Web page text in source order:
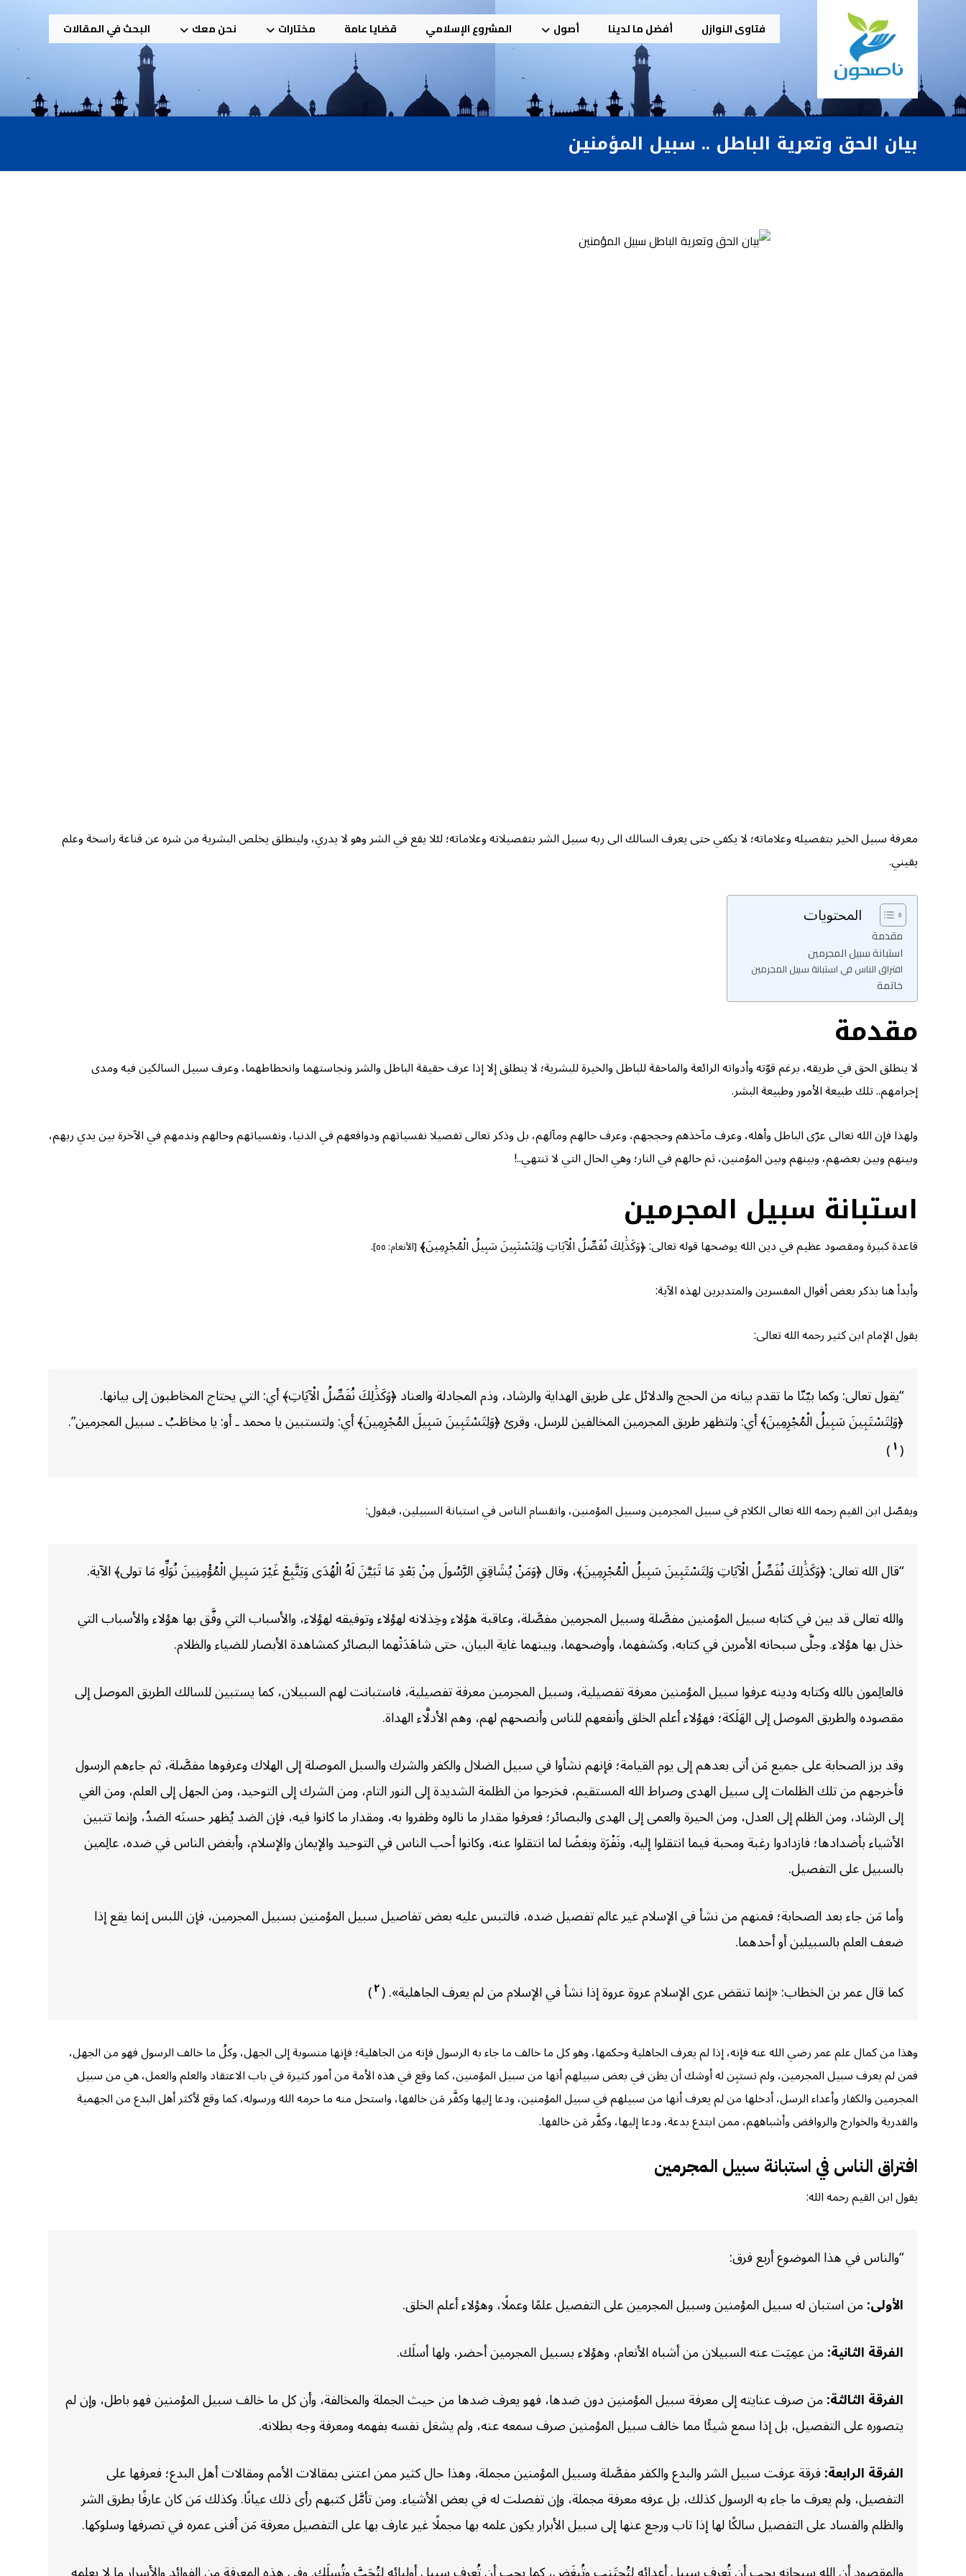
فتاوى النوازل أفضل ما لدينا أصول المشروع الإسلامي قضايا عامة مختارات نحن معك البحث في المقالات
بيان الحق وتعرية الباطل .. سبيل المؤمنين
معرفة سبيل الخير بتفصيله وعلاماته؛ لا يكفي حتى يعرف السالك الى ربه سبيل الشر بتفصيلاته وعلاماته؛ لئلا يقع في الشر وهو لا يدري، ولينطلق يخلص البشرية من شره عن قناعة راسخة وعلم
يقيني.
المحتويات
مقدمة
استبانة سبيل المجرمين
افتراق الناس في استبانة سبيل المجرمين
خاتمة
مقدمة
لا ينطلق الحق في طريقه، برغم قوّته وأدواته الرائعة والماحقة للباطل والخيرة للبشرية؛ لا ينطلق إلا إذا عرف حقيقة الباطل والشر ونجاستهما وانحطاطهما، وعرف سبيل السالكين فيه ومدى
إجرامهم.. تلك طبيعة الأمور وطبيعة البشر.
ولهذا فإن الله تعالى عرّى الباطل وأهله، وعرف مآخذهم وحججهم، وعرف حالهم ومآلهم، بل وذكر تعالى تفصيلا نفسياتهم ودوافعهم في الدنيا، ونفسياتهم وحالهم وندمهم في الآخرة بين يدي ربهم،
وبينهم وبين بعضهم، وبينهم وبين المؤمنين، ثم حالهم في النار؛ وهي الحال التي لا تنتهي..!
استبانة سبيل المجرمين
قاعدة كبيرة ومقصود عظيم في دين الله يوضحها قوله تعالى: ﴿وَكَذَٰلِكَ نُفَصِّلُ الْآيَاتِ وَلِتَسْتَبِينَ سَبِيلُ الْمُجْرِمِينَ﴾[الأنعام: ٥٥]
.
وأبدأ هنا بذكر بعض أقوال المفسرين والمتدبرين لهذه الآية:
يقول الإمام ابن كثير رحمه الله تعالى:
“يقول تعالى: وكما بيّنّا ما تقدم بيانه من الحجج والدلائل على طريق الهداية والرشاد، وذم المجادلة والعناد ﴿وَكَذَٰلِكَ نُفَصِّلُ الْآيَاتِ﴾ أي: التي يحتاج المخاطبون إلى بيانها.
﴿وَلِتَسْتَبِينَ سَبِيلُ الْمُجْرِمِينَ﴾ أي: ولتظهر طريق المجرمين المخالفين للرسل، وقرئ ﴿وَلِتَسْتَبِينَ سَبِيلَ المُجْرِمِينَ﴾ أي: ولتستبين يا محمد ـ أو: يا مخاطَبُ ـ سبيل المجرمين”.
(١)
ويفصّل ابن القيم رحمه الله تعالى الكلام في سبيل المجرمين وسبيل المؤمنين، وانقسام الناس في استبانة السبيلين، فيقول:
“قال الله تعالى: ﴿وَكَذَٰلِكَ نُفَصِّلُ الْآيَاتِ وَلِتَسْتَبِينَ سَبِيلُ الْمُجْرِمِينَ﴾، وقال ﴿وَمَنْ يُشَاقِقِ الرَّسُولَ مِنْ بَعْدِ مَا تَبَيَّنَ لَهُ الْهُدَى وَيَتَّبِعْ غَيْرَ سَبِيلِ الْمُؤْمِنِينَ نُوَلِّهِ مَا تولى﴾ الآية.
والله تعالى قد بين في كتابه سبيل المؤمنين مفصَّلة وسبيل المجرمين مفصَّلة، وعاقبة هؤلاء وخِذلانه لهؤلاء وتوفيقه لهؤلاء، والأسباب التي وفَّق بها هؤلاء والأسباب التي
خذل بها هؤلاء. وجلَّى سبحانه الأمرين في كتابه، وكشفهما، وأوضحهما، وبينهما غاية البيان، حتى شاهَدَتْهما البصائر كمشاهدة الأبصار للضياء والظلام.
فالعالِمون بالله وكتابه ودينه عرفوا سبيل المؤمنين معرفة تفصيلية، وسبيل المجرمين معرفة تفصيلية، فاستبانت لهم السبيلان، كما يستبين للسالك الطريق الموصل إلى
مقصوده والطريق الموصل إلى الهَلَكة؛ فهؤلاء أعلم الخلق وأنفعهم للناس وأنصحهم لهم، وهم الأدلَّاء الهداة.
وقد برز الصحابة على جميع مَن أتى بعدهم إلى يوم القيامة؛ فإنهم نشأوا في سبيل الضلال والكفر والشرك والسبل الموصلة إلى الهلاك وعرفوها مفصَّلة، ثم جاءهم الرسول
فأخرجهم من تلك الظلمات إلى سبيل الهدى وصراط الله المستقيم، فخرجوا من الظلمة الشديدة إلى النور التام، ومن الشرك إلى التوحيد، ومن الجهل إلى العلم، ومن الغي
إلى الرشاد، ومن الظلم إلى العدل، ومن الحيرة والعمى إلى الهدى والبصائر؛ فعرفوا مقدار ما نالوه وظفروا به، ومقدار ما كانوا فيه، فإن الضد يُظهر حسنَه الضدُ، وإنما تتبين
الأشياء بأضدادها؛ فازدادوا رغبة ومحبة فيما انتقلوا إليه، ونَفْرَة وبغضًا لما انتقلوا عنه، وكانوا أحب الناس في التوحيد والإيمان والإسلام، وأبغض الناس في ضده، عالِمين
بالسبيل على التفصيل.
وأما مَن جاء بعد الصحابة؛ فمنهم من نشأ في الإسلام غير عالم تفصيل ضده، فالتبس عليه بعض تفاصيل سبيل المؤمنين بسبيل المجرمين، فإن اللبس إنما يقع إذا
ضعف العلم بالسبيلين أو أحدهما.
كما قال عمر بن الخطاب: «إنما تنقض عرى الإسلام عروة عروة إذا نشأ في الإسلام من لم يعرف الجاهلية». (٢)
وهذا من كمال علم عمر رضي الله عنه فإنه، إذا لم يعرف الجاهلية وحكمها، وهو كل ما خالف ما جاء به الرسول فإنه من الجاهلية؛ فإنها منسوبة إلى الجهل، وكلُ ما خالف الرسول فهو من الجهل،
فمن لم يعرف سبيل المجرمين، ولم تستبِن له أوشك أن يظن في بعض سبيلهم أنها من سبيل المؤمنين، كما وقع في هذه الأمة من أمور كثيرة في باب الاعتقاد والعلم والعمل، هي من سبيل
المجرمين والكفار وأعداء الرسل، أدخلها من لم يعرف أنها من سبيلهم في سبيل المؤمنين، ودعا إليها وكفَّر مَن خالفها، واستحل منه ما حرمه الله ورسوله، كما وقع لأكثر أهل البدع من الجهمية
والقدرية والخوارج والروافض وأشباههم، ممن ابتدع بدعة، ودعا إليها، وكفَّر مَن خالفها.
افتراق الناس في استبانة سبيل المجرمين
يقول ابن القيم رحمه الله:
“والناس في هذا الموضوع أربع فرق:
الأولى:من استبان له سبيل المؤمنين وسبيل المجرمين على التفصيل علمًا وعملًا، وهؤلاء أعلم الخلق.
الفرقة الثانية:من عمِيَت عنه السبيلان من أشباه الأنعام، وهؤلاء بسبيل المجرمين أحضر، ولها أسلَك.
الفرقة الثالثة:من صرف عنايته إلى معرفة سبيل المؤمنين دون ضدها، فهو يعرف ضدها من حيث الجملة والمخالفة، وأن كل ما خالف سبيل المؤمنين فهو باطل، وإن لم
يتصوره على التفصيل، بل إذا سمع شيئًا مما خالف سبيل المؤمنين صرف سمعه عنه، ولم يشغل نفسه بفهمه ومعرفة وجه بطلانه.
الفرقة الرابعة:فرقة عرفت سبيل الشر والبدع والكفر مفصَّلة وسبيل المؤمنين مجملة، وهذا حال كثير ممن اعتنى بمقالات الأمم ومقالات أهل البدع؛ فعرفها على
التفصيل، ولم يعرف ما جاء به الرسول كذلك، بل عرفه معرفة مجملة، وإن تفصلت له في بعض الأشياء. ومن تأمَّل كتبهم رأى ذلك عيانًا. وكذلك مَن كان عارفًا بطرق الشر
والظلم والفساد على التفصيل سالكًا لها إذا تاب ورجع عنها إلى سبيل الأبرار يكون علمه بها مجملًا غير عارف بها على التفصيل معرفة مَن أفنى عمره في تصرفها وسلوكها.